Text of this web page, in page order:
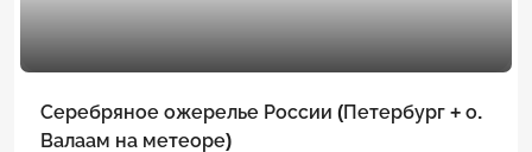
Серебряное ожерелье России (Петербург + о.
Валаам на метеоре)